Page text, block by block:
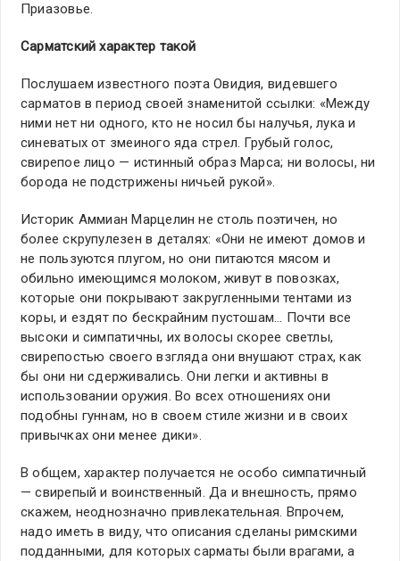
Приазовье.
Сарматский характер такой
Послушаем известного поэта Овидия, видевшего
сарматов в период своей знаменитой ссылки: «Между
ними нет ни одного, кто не носил бы налучья, лука и
синеватых от змеиного яда стрел. Грубый голос,
свирепое лицо — истинный образ Марса; ни волосы, ни
борода не подстрижены ничьей рукой».
Историк Аммиан Марцелин не столь поэтичен, но
более скрупулезен в деталях: «Они не имеют домов и
не пользуются плугом, но они питаются мясом и
обильно имеющимся молоком, живут в повозках,
которые они покрывают закругленными тентами из
коры, и ездят по бескрайним пустошам… Почти все
высоки и симпатичны, их волосы скорее светлы,
свирепостью своего взгляда они внушают страх, как
бы они ни сдерживались. Они легки и активны в
использовании оружия. Во всех отношениях они
подобны гуннам, но в своем стиле жизни и в своих
привычках они менее дики».
В общем, характер получается не особо симпатичный
— свирепый и воинственный. Да и внешность, прямо
скажем, неоднозначно привлекательная. Впрочем,
надо иметь в виду, что описания сделаны римскими
подданными, для которых сарматы были врагами, а